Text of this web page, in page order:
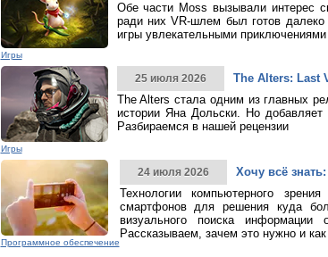
Игры
Обе части Moss вызывали интерес
ради них VR-шлем был готов
игры увлекательными
Игры
25 июля 2026
The Alters: Last
The Alters стала одним из главных
истории Яна Дольски. Но
Разбираемся в нашей рецензии
Программное обеспечение
24 июля 2026
Хочу всё
Технологии компьютерного
смартфонов для решения куда
визуального поиска
Рассказываем, зачем это нужно и